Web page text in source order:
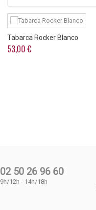
Tabarca Rocker Blanco
53,00 €
02 50 26 96 60
9h/12h - 14h/18h